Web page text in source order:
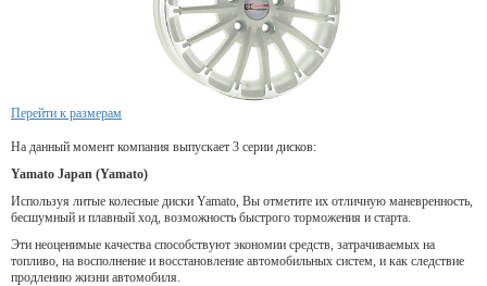
Перейти к размерам
На данный момент компания выпускает 3 серии дисков:
Yamato Japan (Yamato)
Используя литые колесные диски Yamato, Вы отметите их отличную маневренность,
бесшумный и плавный ход, возможность быстрого торможения и старта.
Эти неоценимые качества способствуют экономии средств, затрачиваемых на
топливо, на восполнение и восстановление автомобильных систем, и как следствие
продлению жизни автомобиля.